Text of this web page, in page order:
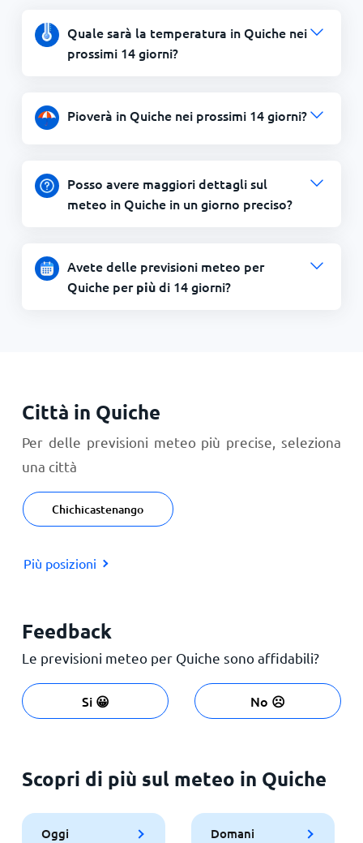
Quale sarà la temperatura in Quiche nei
prossimi 14 giorni?
Pioverà in Quiche nei prossimi 14 giorni?
Posso avere maggiori dettagli sul
meteo in Quiche in un giorno preciso?
Avete delle previsioni meteo per
Quiche perpiùdi 14 giorni?
Città in Quiche
Per delle previsioni meteo più precise, seleziona
una città
Chichicastenango
Più posizioni
Feedback
Le previsioni meteo per Quiche sono affidabili?
Si 😀 No ☹️
Scopri di più sul meteo in Quiche
Oggi Domani